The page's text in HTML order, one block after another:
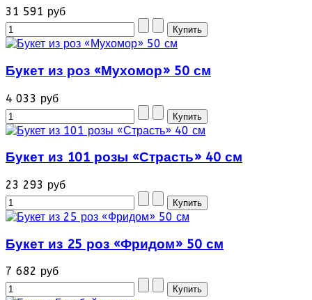
31 591 руб
Букет из роз «Мухомор» 50 см
4 033 руб
Букет из 101 розы «Страсть» 40 см
23 293 руб
Букет из 25 роз «Фридом» 50 см
7 682 руб